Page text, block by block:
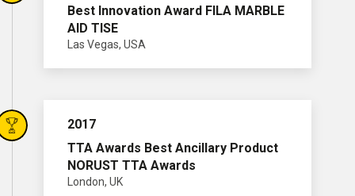
Best Innovation Award FILA MARBLE
AID TISE
Las Vegas, USA
2017
TTA Awards Best Ancillary Product
NORUST TTA Awards
London, UK